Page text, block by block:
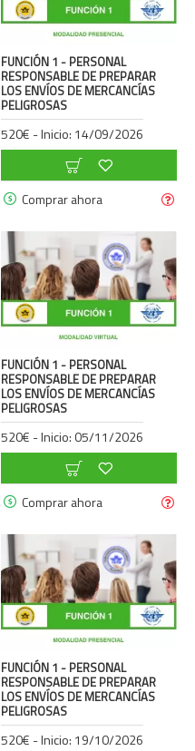
FUNCIÓN 1 - PERSONAL
RESPONSABLE DE PREPARAR
LOS ENVÍOS DE MERCANCÍAS
PELIGROSAS
520€ - Inicio: 14/09/2026
Comprar ahora
FUNCIÓN 1 - PERSONAL
RESPONSABLE DE PREPARAR
LOS ENVÍOS DE MERCANCÍAS
PELIGROSAS
520€ - Inicio: 05/11/2026
Comprar ahora
FUNCIÓN 1 - PERSONAL
RESPONSABLE DE PREPARAR
LOS ENVÍOS DE MERCANCÍAS
PELIGROSAS
520€ - Inicio: 19/10/2026